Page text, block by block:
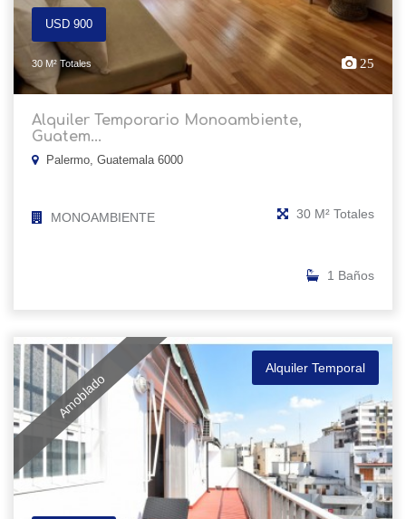
USD 900
30 M² Totales 25
Alquiler Temporario Monoambiente,
Guatem...
Palermo, Guatemala 6000
MONOAMBIENTE 30 M² Totales
1 Baños
Amoblado
Alquiler Temporal